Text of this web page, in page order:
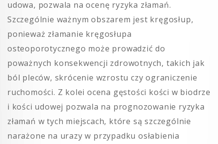
udowa, pozwala na ocenę ryzyka złamań.
Szczególnie ważnym obszarem jest kręgosłup,
ponieważ złamanie kręgosłupa
osteoporotycznego może prowadzić do
poważnych konsekwencji zdrowotnych, takich jak
ból pleców, skrócenie wzrostu czy ograniczenie
ruchomości. Z kolei ocena gęstości kości w biodrze
i kości udowej pozwala na prognozowanie ryzyka
złamań w tych miejscach, które są szczególnie
narażone na urazy w przypadku osłabienia